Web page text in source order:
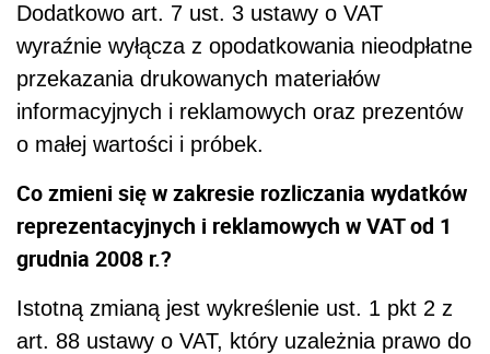
Dodatkowo art. 7 ust. 3 ustawy o VAT
wyraźnie wyłącza z opodatkowania nieodpłatne
przekazania drukowanych materiałów
informacyjnych i reklamowych oraz prezentów
o małej wartości i próbek.
Co zmieni się w zakresie rozliczania wydatków
reprezentacyjnych i reklamowych w VAT od 1
grudnia 2008 r.?
Istotną zmianą jest wykreślenie ust. 1 pkt 2 z
art. 88 ustawy o VAT, który uzależnia prawo do